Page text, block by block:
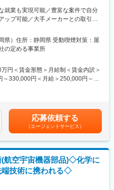
就業も実現可能／豊富な案件で自分
ップ可能／大手メーカーとの取引も
や家族手当などの福利厚生も充実し
リアアップが可能です。
やバイオエタノール、バイオプラス
評価をお任せします。
県）住所：静岡県 受動喫煙対策：屋
の定める事業所
円＜賃金形態＞月給制＜賃金内訳＞
～330,000円＜月給＞250,000円～
上下する可能性があります。月給(月
す。
応募依頼する
（エージェントサービス）
(航空宇宙機器部品)◇化学に
端技術に携われる◇